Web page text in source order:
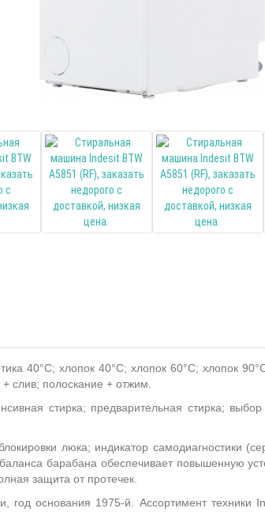
40°С; хлопок 40°С; хлопок 60°С; хлопок
слив; полоскание + отжим.
стирка; предварительная стирка;
люка; индикатор самодиагностики
барабана обеспечивает повышенную
защита от протечек.
год основания 1975-й. Ассортимент техники